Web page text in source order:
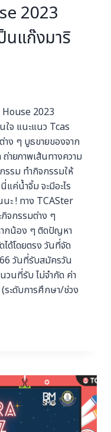
2023
นแก๊งมาริ
House 2023
จ แนะแนว Tcas
ง ๆ บูธขายของจาก
ายภาพเส้นทางความ
รม ทำกิจกรรมให้
ค่น้ำจิ้ม จะมีอะไร
ะ ! ทาง TCASter
กิจกรรมต่าง ๆ
ากน้อง ๆ ติดปัญหา
ด้โดยตรง วันที่จัด
วันที่รับสมัครวัน
วนที่รับ ไม่จำกัด ค่า
ระดับการศึกษา/ช่วง